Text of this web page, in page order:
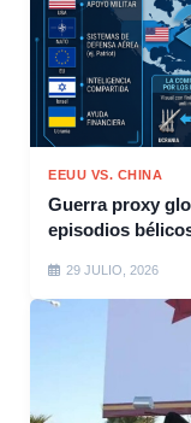
EEUU VS. CHINA
Guerra proxy
episodios
29 JULIO, 2026